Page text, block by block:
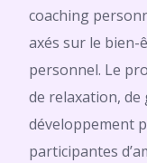
coaching
axés sur le bien-
personnel. Le
de relaxation, de
développement
participantes